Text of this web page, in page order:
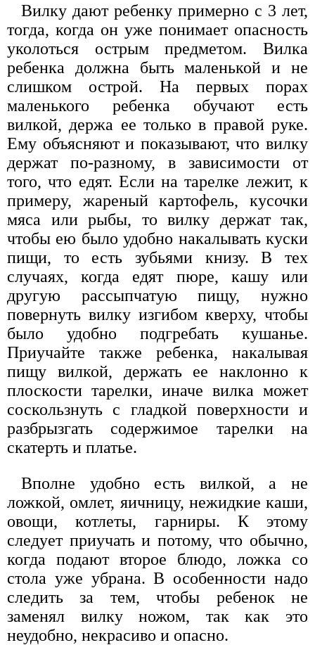
Вилку дают ребенку примерно с 3 лет,
тогда, когда он уже понимает опасность
уколоться острым предметом. Вилка
ребенка должна быть маленькой и не
слишком острой. На первых порах
маленького ребенка обучают есть
вилкой, держа ее только в правой руке.
Ему объясняют и показывают, что вилку
держат по-разному, в зависимости от
того, что едят. Если на тарелке лежит, к
примеру, жареный картофель, кусочки
мяса или рыбы, то вилку держат так,
чтобы ею было удобно накалывать куски
пищи, то есть зубьями книзу. В тех
случаях, когда едят пюре, кашу или
другую рассыпчатую пищу, нужно
повернуть вилку изгибом кверху, чтобы
было удобно подгребать кушанье.
Приучайте также ребенка, накалывая
пищу вилкой, держать ее наклонно к
плоскости тарелки, иначе вилка может
соскользнуть с гладкой поверхности и
разбрызгать содержимое тарелки на
скатерть и платье.
Вполне удобно есть вилкой, а не
ложкой, омлет, яичницу, нежидкие каши,
овощи, котлеты, гарниры. К этому
следует приучать и потому, что обычно,
когда подают второе блюдо, ложка со
стола уже убрана. В особенности надо
следить за тем, чтобы ребенок не
заменял вилку ножом, так как это
неудобно, некрасиво и опасно.